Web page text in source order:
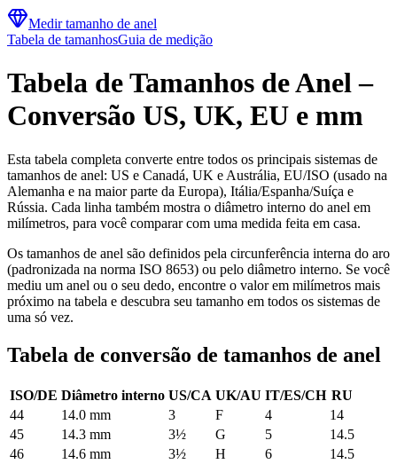
Medir tamanho de anel
Tabela de tamanhosGuia de medição
Tabela de Tamanhos de Anel –
Conversão US, UK, EU e mm
Esta tabela completa converte entre todos os principais sistemas de
tamanhos de anel: US e Canadá, UK e Austrália, EU/ISO (usado na
Alemanha e na maior parte da Europa), Itália/Espanha/Suíça e
Rússia. Cada linha também mostra o diâmetro interno do anel em
milímetros, para você comparar com uma medida feita em casa.
Os tamanhos de anel são definidos pela circunferência interna do aro
(padronizada na norma ISO 8653) ou pelo diâmetro interno. Se você
mediu um anel ou o seu dedo, encontre o valor em milímetros mais
próximo na tabela e descubra seu tamanho em todos os sistemas de
uma só vez.
Tabela de conversão de tamanhos de anel
ISO/DE Diâmetro interno US/CA UK/AU IT/ES/CH RU
44
14.0 mm 3 F 4
14
45
14.3 mm 3½ G 5
14.5
46
14.6 mm 3½ H 6
14.5